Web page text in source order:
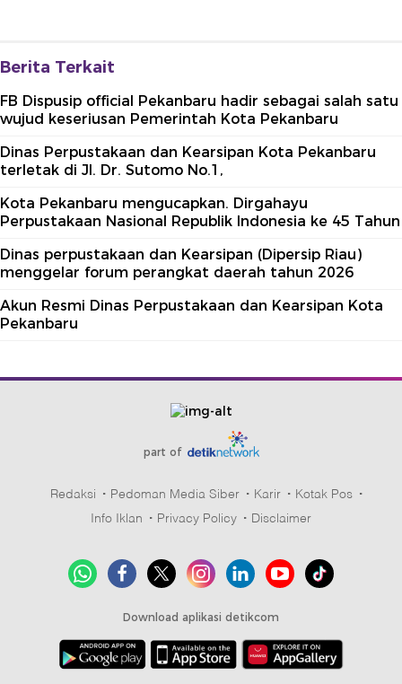
Berita Terkait
FB Dispusip official Pekanbaru hadir sebagai salah satu
wujud keseriusan Pemerintah Kota Pekanbaru
Dinas Perpustakaan dan Kearsipan Kota Pekanbaru
terletak di Jl. Dr. Sutomo No.1,
Kota Pekanbaru mengucapkan. Dirgahayu
Perpustakaan Nasional Republik Indonesia ke 45 Tahun
Dinas perpustakaan dan Kearsipan (Dipersip Riau)
menggelar forum perangkat daerah tahun 2026
Akun Resmi Dinas Perpustakaan dan Kearsipan Kota
Pekanbaru
part of
Redaksi Pedoman Media Siber Karir
Kotak Pos
Info Iklan
Privacy Policy Disclaimer
Download aplikasi detikcom